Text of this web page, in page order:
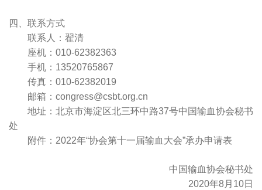
四、联系方式
联系人：翟清
座机：010-62382363
手机：13520765867
传真：010-62382019
邮箱：congress@csbt.org.cn
地址：北京市海淀区北三环中路37号中国输血协会秘书
处
附件：2022年“协会第十一届输血大会”承办申请表
中国输血协会秘书处
2020年8月10日